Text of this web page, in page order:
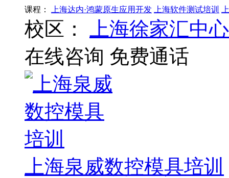
课程： 上海达内·鸿蒙原生应用开发 上海软件测试培训
校区：
上海徐家汇中心
在线咨询 免费通话
上海泉威数控模具培训